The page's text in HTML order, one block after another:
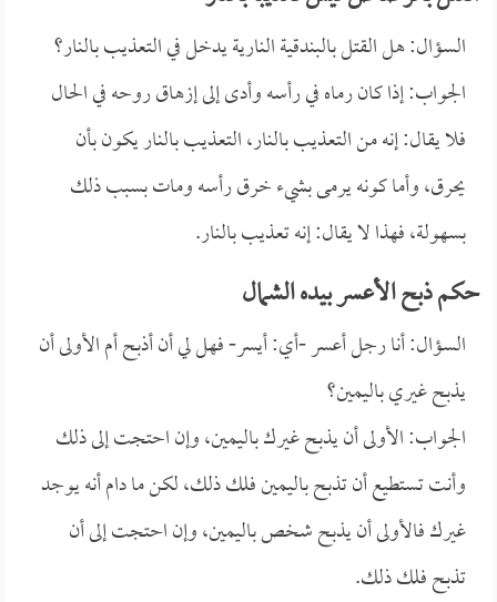
السؤال: هل القتل بالبندقية النارية يدخل في التعذيب بالنار؟
الجواب: إذا كان رماه في رأسه وأدى إلى إزهاق روحه في الحال
فلا يقال: إنه من التعذيب بالنار، التعذيب بالنار يكون بأن
يحرق، وأما كونه يرمى بشيء خرق رأسه ومات بسبب ذلك
بسهولة، فهذا لا يقال: إنه تعذيب بالنار.
حكم ذبح الأعسر بيده الشمال
السؤال: أنا رجل أعسر -أي: أيسر- فهل لي أن أذبح أم الأولى أن
يذبح غيري باليمين؟
الجواب: الأولى أن يذبح غيرك باليمين، وإن احتجت إلى ذلك
وأنت تستطيع أن تذبح باليمين فلك ذلك، لكن ما دام أنه يوجد
غيرك فالأولى أن يذبح شخص باليمين، وإن احتجت إلى أن
تذبح فلك ذلك.